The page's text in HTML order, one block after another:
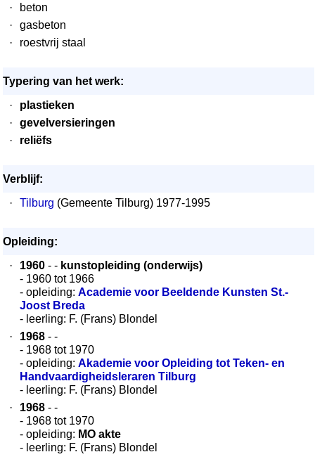
·
beton
·
gasbeton
·
roestvrij staal
Typering van het werk:
·
plastieken
·
gevelversieringen
·
reliëfs
Verblijf:
·
Tilburg (Gemeente Tilburg) 1977-1995
Opleiding:
·
1960 - - kunstopleiding (onderwijs)
- 1960 tot 1966
- opleiding: Academie voor Beeldende Kunsten St.-
Joost Breda
- leerling: F. (Frans) Blondel
·
1968 - -
- 1968 tot 1970
- opleiding: Akademie voor Opleiding tot Teken- en
Handvaardigheidsleraren Tilburg
- leerling: F. (Frans) Blondel
·
1968 - -
- 1968 tot 1970
- opleiding: MO akte
- leerling: F. (Frans) Blondel